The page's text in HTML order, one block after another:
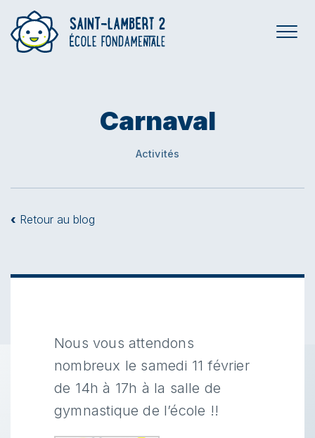
Carnaval
Activités
‹ Retour au blog
Nous vous attendons
nombreux le samedi 11 février
de 14h à 17h à la salle de
gymnastique de l’école !!